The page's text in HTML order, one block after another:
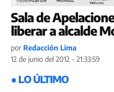
Sala de
liberar a alcalde
por Redacción Lima
12 de junio del 2012 - 21:33:59
● LO ÚLTIMO